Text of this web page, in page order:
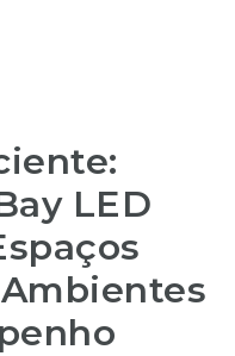
LED